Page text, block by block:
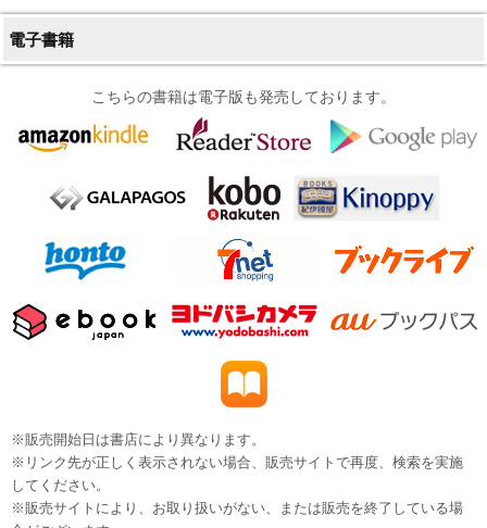
電子書籍
こちらの書籍は電子版も発売しております。
※販売開始日は書店により異なります。
※リンク先が正しく表示されない場合、販売サイトで再度、検索を実施
してください。
※販売サイトにより、お取り扱いがない、または販売を終了している場